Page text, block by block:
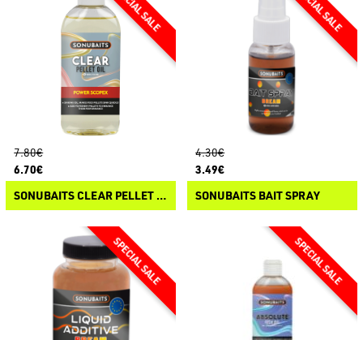
7.80€
6.70€
SONUBAITS CLEAR PELLET OIL
4.30€
3.49€
SONUBAITS BAIT SPRAY